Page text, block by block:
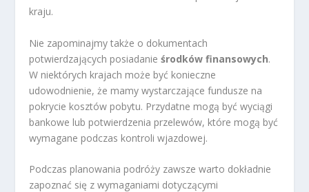
kraju.
Nie zapominajmy także o dokumentach
potwierdzających posiadanieśrodków finansowych.
W niektórych krajach może być konieczne
udowodnienie, że mamy wystarczające fundusze na
pokrycie kosztów pobytu. Przydatne mogą być wyciągi
bankowe lub potwierdzenia przelewów, które mogą być
wymagane podczas kontroli wjazdowej.
Podczas planowania podróży zawsze warto dokładnie
zapoznać się z wymaganiami dotyczącymi